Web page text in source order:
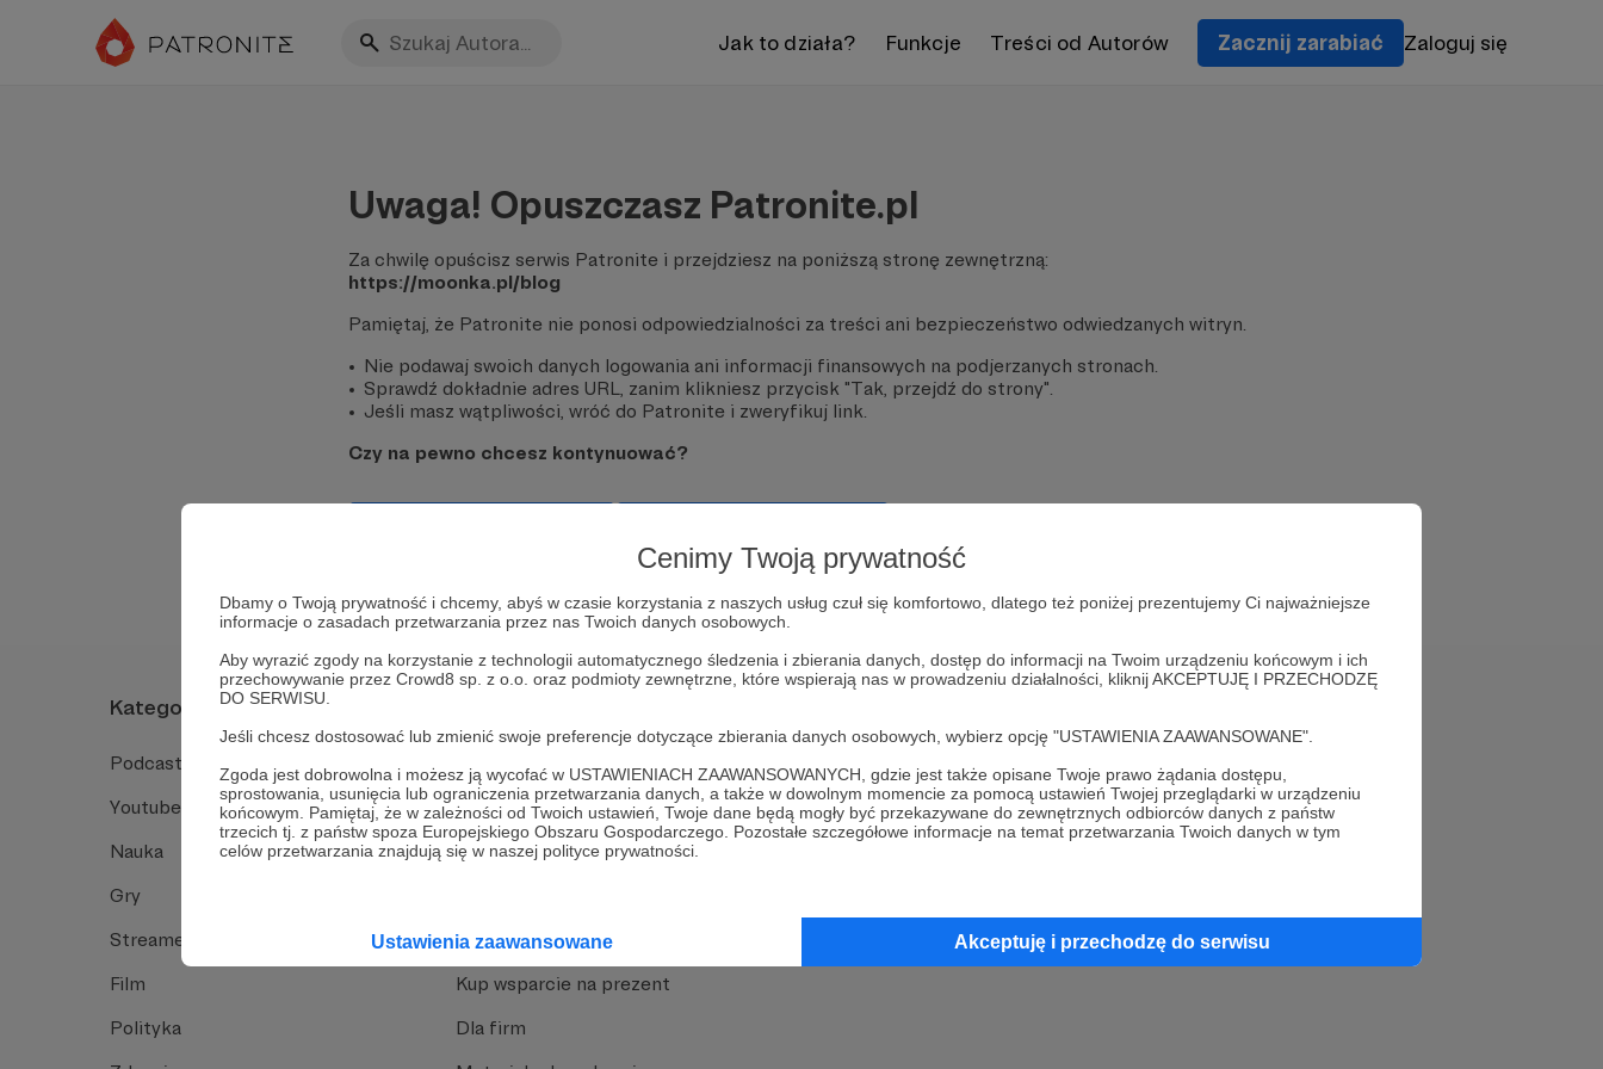
Cenimy Twoją prywatność
Dbamy o Twoją prywatność i chcemy, abyś w czasie korzystania z naszych usług czuł się komfortowo, dlatego też poniżej prezentujemy Ci najważniejsze
informacje o zasadach przetwarzania przez nas Twoich danych osobowych.
Aby wyrazić zgody na korzystanie z technologii automatycznego śledzenia i zbierania danych, dostęp do informacji na Twoim urządzeniu końcowym i ich
przechowywanie przez Crowd8 sp. z o.o. oraz podmioty zewnętrzne, które wspierają nas w prowadzeniu działalności, kliknij AKCEPTUJĘ I PRZECHODZĘ
DO SERWISU.
Jeśli chcesz dostosować lub zmienić swoje preferencje dotyczące zbierania danych osobowych, wybierz opcję "USTAWIENIA ZAAWANSOWANE".
Zgoda jest dobrowolna i możesz ją wycofać w USTAWIENIACH ZAAWANSOWANYCH, gdzie jest także opisane Twoje prawo żądania dostępu,
sprostowania, usunięcia lub ograniczenia przetwarzania danych, a także w dowolnym momencie za pomocą ustawień Twojej przeglądarki w urządzeniu
końcowym. Pamiętaj, że w zależności od Twoich ustawień, Twoje dane będą mogły być przekazywane do zewnętrznych odbiorców danych z państw
trzecich tj. z państw spoza Europejskiego Obszaru Gospodarczego. Pozostałe szczegółowe informacje na temat przetwarzania Twoich danych w tym
celów przetwarzania znajdują się w naszej polityce prywatności.
Ustawienia zaawansowane Akceptuję i przechodzę do serwisu
Jak to działa? Funkcje Treści od Autorów Zacznij zarabiać Zaloguj się
Uwaga! Opuszczasz Patronite.pl
Za chwilę opuścisz serwis Patronite i przejdziesz na poniższą stronę zewnętrzną:
https://moonka.pl/blog
Pamiętaj, że Patronite nie ponosi odpowiedzialności za treści ani bezpieczeństwo odwiedzanych witryn.
Nie podawaj swoich danych logowania ani informacji finansowych na podjerzanych stronach.
Sprawdź dokładnie adres URL, zanim klikniesz przycisk "Tak, przejdź do strony".
Jeśli masz wątpliwości, wróć do Patronite i zweryfikuj link.
Czy na pewno chcesz kontynuować?
Kategorie
Podcast
Youtube
Nauka
Gry
Streamerzy
Film
Polityka
Jak to działa
Funkcje Patronite
Dlaczego Patronite?
Opinie Twórców
Kup wsparcie na prezent
Dla firm
MCN Patronite
Suppi.pl
FAQ
Kontakt z zespołem Patronite